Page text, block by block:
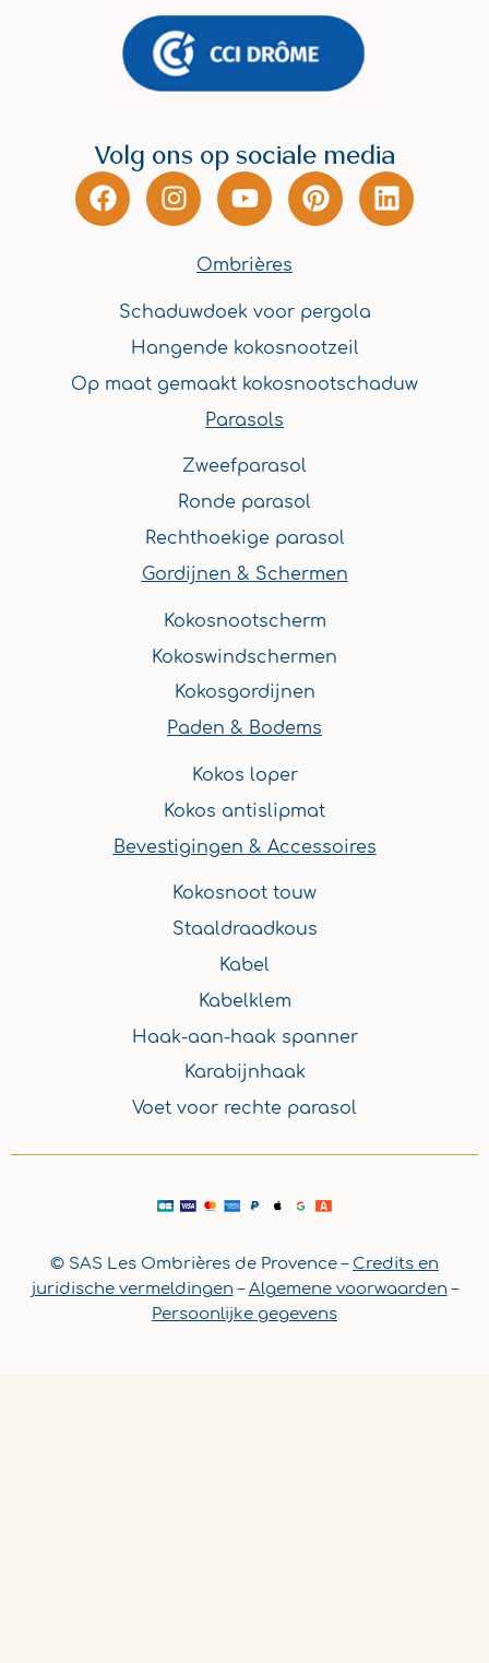
Volg ons op sociale media
F
a
k
I
n
g
r
a
Y
o
t
b
e
P
i
r
e
s
L
i
n
Ombrières
Schaduwdoek voor pergola
Hangende kokosnootzeil
Op maat gemaakt kokosnootschaduw
Parasols
Zweefparasol
Ronde parasol
Rechthoekige parasol
Gordijnen & Schermen
Kokosnootscherm
Kokoswindschermen
Kokosgordijnen
Paden & Bodems
Kokos loper
Kokos antislipmat
Bevestigingen & Accessoires
Kokosnoot touw
Staaldraadkous
Kabel
Kabelklem
Haak-aan-haak spanner
Karabijnhaak
Voet voor rechte parasol
© SAS Les Ombrières de Provence – Credits en
juridische vermeldingen –Algemene voorwaarden –
Persoonlijke gegevens